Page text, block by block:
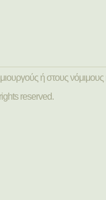
ή στους νόμιμους
reserved.